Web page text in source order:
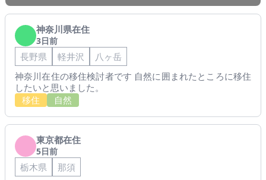
神奈川県在住
3日前
長野県 軽井沢
八ヶ岳
神奈川在住の移住検討者です 自然に囲まれたところに移住
したいと思いました。
移住
自然
東京都在住
5日前
栃木県
那須